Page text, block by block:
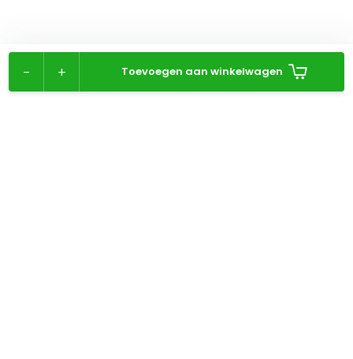
+
- Toevoegen aan winkelwagen